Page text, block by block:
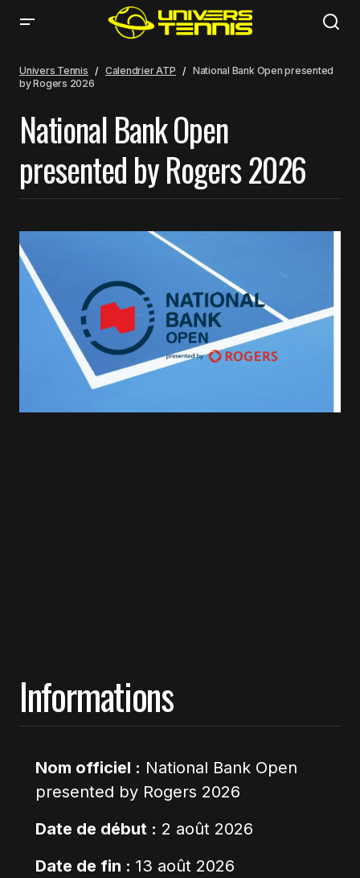
Univers Tennis Calendrier ATP
National Bank Open presented
by Rogers 2026
National Bank Open
presented by Rogers 2026
Informations
Nom officiel : National Bank Open
presented by Rogers 2026
Date de début : 2 août 2026
Date de fin : 13 août 2026